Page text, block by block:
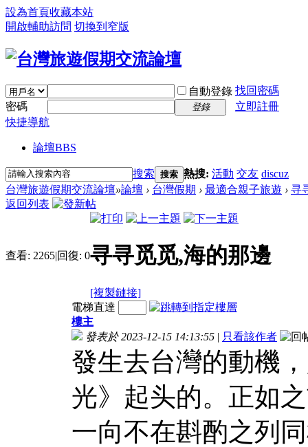
設為首頁收藏本站
開啟輔助訪問 切換到窄版
自動登錄 找回密碼
密碼
登錄
立即註冊
快捷導航
論壇BBS
搜索 搜索 熱搜: 活動 交友 discuz
台灣旅遊假期交流論壇»論壇 › 台灣假期 › 最適合親子旅遊 › 寻
返回列表
查看: 2265|回復: 0寻寻觅觅,海的那邊
[複製鏈接]
電梯直達
樓主
發表於 2023-12-15 14:13:55 | 只看該作者
發生去台灣的動機
光》起头的。正如
一向不在斟酌之列